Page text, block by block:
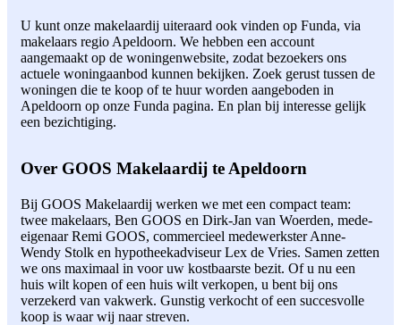
U kunt onze makelaardij uiteraard ook vinden op Funda, via
makelaars regio Apeldoorn. We hebben een account
aangemaakt op de woningenwebsite, zodat bezoekers ons
actuele woningaanbod kunnen bekijken. Zoek gerust tussen de
woningen die te koop of te huur worden aangeboden in
Apeldoorn op onze Funda pagina. En plan bij interesse gelijk
een bezichtiging.
Over GOOS Makelaardij te Apeldoorn
Bij GOOS Makelaardij werken we met een compact team:
twee makelaars, Ben GOOS en Dirk-Jan van Woerden, mede-
eigenaar Remi GOOS, commercieel medewerkster Anne-
Wendy Stolk en hypotheekadviseur Lex de Vries. Samen zetten
we ons maximaal in voor uw kostbaarste bezit. Of u nu een
huis wilt kopen of een huis wilt verkopen, u bent bij ons
verzekerd van vakwerk. Gunstig verkocht of een succesvolle
koop is waar wij naar streven.